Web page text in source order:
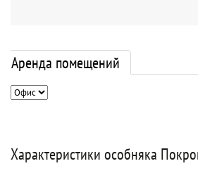
Аренда помещений
Характеристики особняка